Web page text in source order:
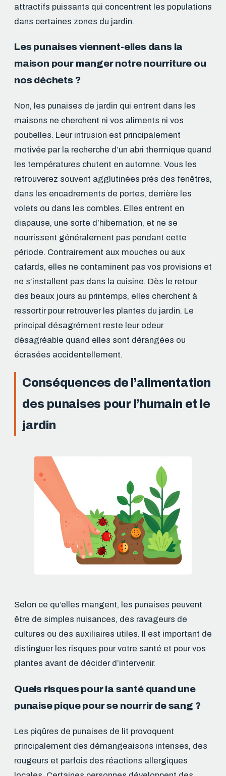
attractifs puissants qui concentrent les populations
dans certaines zones du jardin.
Les punaises viennent-elles dans la
maison pour manger notre nourriture ou
nos déchets ?
Non, les punaises de jardin qui entrent dans les
maisons ne cherchent ni vos aliments ni vos
poubelles. Leur intrusion est principalement
motivée par la recherche d’un abri thermique quand
les températures chutent en automne. Vous les
retrouverez souvent agglutinées près des fenêtres,
dans les encadrements de portes, derrière les
volets ou dans les combles. Elles entrent en
diapause, une sorte d’hibernation, et ne se
nourrissent généralement pas pendant cette
période. Contrairement aux mouches ou aux
cafards, elles ne contaminent pas vos provisions et
ne s’installent pas dans la cuisine. Dès le retour
des beaux jours au printemps, elles cherchent à
ressortir pour retrouver les plantes du jardin. Le
principal désagrément reste leur odeur
désagréable quand elles sont dérangées ou
écrasées accidentellement.
Conséquences de l’alimentation
des punaises pour l’humain et le
jardin
Selon ce qu’elles mangent, les punaises peuvent
être de simples nuisances, des ravageurs de
cultures ou des auxiliaires utiles. Il est important de
distinguer les risques pour votre santé et pour vos
plantes avant de décider d’intervenir.
Quels risques pour la santé quand une
punaise pique pour se nourrir de sang ?
Les piqûres de punaises de lit provoquent
principalement des démangeaisons intenses, des
rougeurs et parfois des réactions allergiques